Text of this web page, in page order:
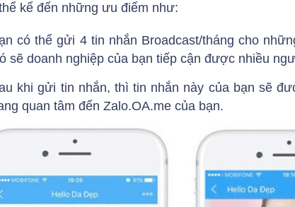
kể đến những ưu điểm như:
có thể gửi 4 tin nhắn Broadcast/tháng cho
sẽ doanh nghiệp của bạn tiếp cận được nhiều
khi gửi tin nhắn, thì tin nhắn này của bạn sẽ
quan tâm đến Zalo.OA.me của bạn.